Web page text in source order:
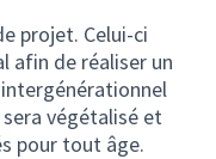
projet. Celui-ci
afin de réaliser un
végétalisé et
pour tout âge.